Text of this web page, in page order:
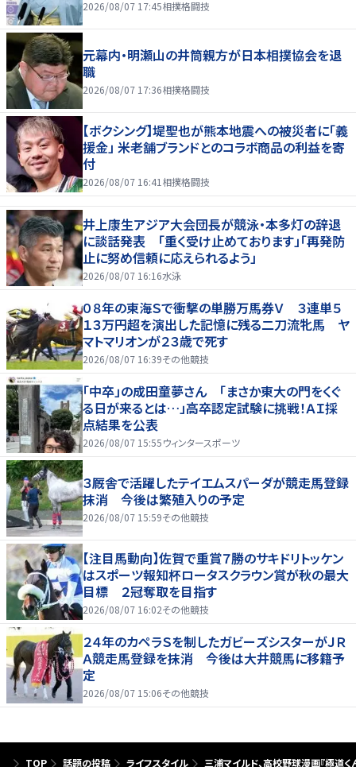
2026/08/07 17:45相撲格闘技
元幕内・明瀬山の井筒親方が日本相撲協会を退
職
2026/08/07 17:36相撲格闘技
【ボクシング】堤聖也が熊本地震への被災者に「義
援金」 米老舗ブランドとのコラボ商品の利益を寄
付
2026/08/07 16:41 相撲格闘技
井上康生アジア大会団長が競泳・本多灯の辞退
に談話発表 「重く受け止めております」「再発防
止に努め信頼に応えられるよう」
2026/08/07 16:16水泳
０８年の東海Ｓで衝撃の単勝万馬券Ｖ ３連単５
１３万円超を演出した記憶に残る二刀流牝馬 ヤ
マトマリオンが２３歳で死す
2026/08/07 16:39その他競技
「中卒」の成田童夢さん 「まさか東大の門をくぐ
る日が来るとは…」高卒認定試験に挑戦！ＡＩ採
点結果を公表
2026/08/07 15:55ウィンタースポーツ
３厩舎で活躍したテイエムスパーダが競走馬登録
抹消 今後は繁殖入りの予定
2026/08/07 15:59その他競技
【注目馬動向】佐賀で重賞７勝のサキドリトッケン
はスポーツ報知杯ロータスクラウン賞が秋の最大
目標 ２冠奪取を目指す
2026/08/07 16:02その他競技
２４年のカペラＳを制したガビーズシスターがＪＲ
Ａ競走馬登録を抹消 今後は大井競馬に移籍予
定
2026/08/07 15:06その他競技
TOP 話題の投稿 ライフスタイル 三浦マイルド、高校野球漫画『極道